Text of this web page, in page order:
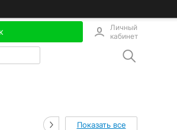
Личный
кабинет
Показать все